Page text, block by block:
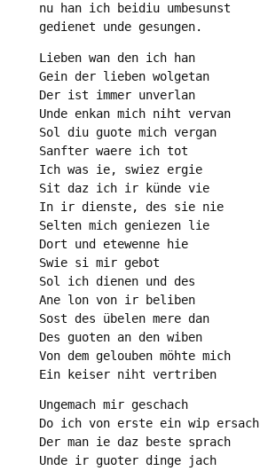
nu han ich beidiu umbesunst
gedienet unde gesungen.
Lieben wan den ich han
Gein der lieben wolgetan
Der ist immer unverlan
Unde enkan mich niht vervan
Sol diu guote mich vergan
Sanfter waere ich tot
Ich was ie, swiez ergie
Sit daz ich ir künde vie
In ir dienste, des sie nie
Selten mich geniezen lie
Dort und etewenne hie
Swie si mir gebot
Sol ich dienen und des
Ane lon von ir beliben
Sost des übelen mere dan
Des guoten an den wiben
Von dem gelouben möhte mich
Ein keiser niht vertriben
Ungemach mir geschach
Do ich von erste ein wip ersach
Der man ie daz beste sprach
Unde ir guoter dinge jach